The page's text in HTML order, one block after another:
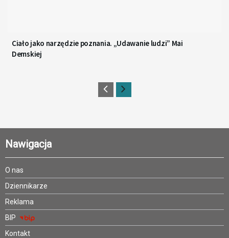
Ciało jako narzędzie poznania. „Udawanie ludzi” Mai
Demskiej
Nawigacja
O nas
Dziennikarze
Reklama
BIP
Kontakt